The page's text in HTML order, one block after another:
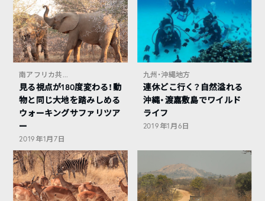
南アフリカ共...
見る視点が180度変わる！動
物と同じ大地を踏みしめる
ウォーキングサファリツア
ー
2019年1月7日
九州・沖縄地方
連休どこ行く？自然溢れる
沖縄・渡嘉敷島でワイルド
ライフ
2019年1月6日